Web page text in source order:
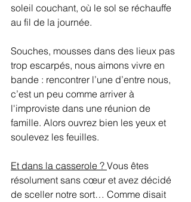
soleil couchant, où le sol se réchauffe
au fil de la journée.
Souches, mousses dans des lieux pas
trop escarpés, nous aimons vivre en
bande : rencontrer l’une d’entre nous,
c’est un peu comme arriver à
l'improviste dans une réunion de
famille. Alors ouvrez bien les yeux et
soulevez les feuilles.
Et dans la casserole ? Vous êtes
résolument sans cœur et avez décidé
de sceller notre sort… Comme disait